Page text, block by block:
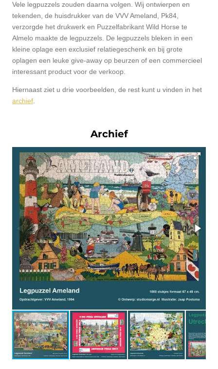
Vele legpuzzels zouden daarna volgen. Wij ontwierpen en
tekenden, de huisdrukker van de VVV Ameland, Pk84,
verzorgde het drukwerk en Puzzelfabrikant Wild Horse te
Almelo maakte de legpuzzels. De legpuzzels bleken in een
kleine oplage een exclusief relatiegeschenk en bij grote
oplagen een leuke give-away op beurzen of een commercieel
interessant product voor de verkoop.
Hiernaast ziet u drie voorbeelden, de rest kunt u vinden in het
archief
Archief